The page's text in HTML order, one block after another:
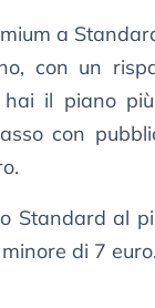
a
con un
hai il piano
con
Standard al
di 7 euro.